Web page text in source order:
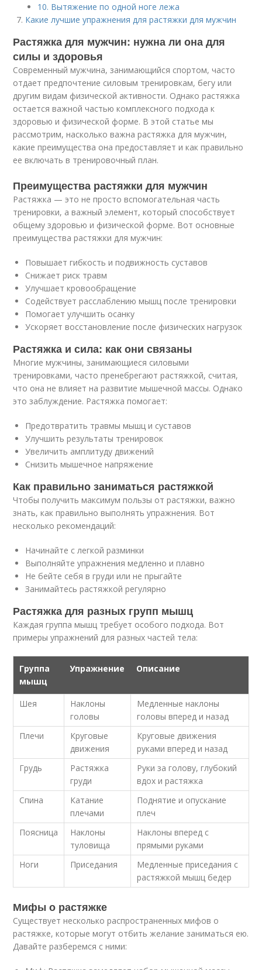
10. Вытяжение по одной ноге лежа
Какие лучшие упражнения для растяжки для мужчин
Растяжка для мужчин: нужна ли она для
силы и здоровья
Современный мужчина, занимающийся спортом, часто
отдает предпочтение силовым тренировкам, бегу или
другим видам физической активности. Однако растяжка
остается важной частью комплексного подхода к
здоровью и физической форме. В этой статье мы
рассмотрим, насколько важна растяжка для мужчин,
какие преимущества она предоставляет и как правильно
ее включать в тренировочный план.
Преимущества растяжки для мужчин
Растяжка — это не просто вспомогательная часть
тренировки, а важный элемент, который способствует
общему здоровью и физической форме. Вот основные
преимущества растяжки для мужчин:
Повышает гибкость и подвижность суставов
Снижает риск травм
Улучшает кровообращение
Содействует расслаблению мышц после тренировки
Помогает улучшить осанку
Ускоряет восстановление после физических нагрузок
Растяжка и сила: как они связаны
Многие мужчины, занимающиеся силовыми
тренировками, часто пренебрегают растяжкой, считая,
что она не влияет на развитие мышечной массы. Однако
это заблуждение. Растяжка помогает:
Предотвратить травмы мышц и суставов
Улучшить результаты тренировок
Увеличить амплитуду движений
Снизить мышечное напряжение
Как правильно заниматься растяжкой
Чтобы получить максимум пользы от растяжки, важно
знать, как правильно выполнять упражнения. Вот
несколько рекомендаций:
Начинайте с легкой разминки
Выполняйте упражнения медленно и плавно
Не бейте себя в груди или не прыгайте
Занимайтесь растяжкой регулярно
Растяжка для разных групп мышц
Каждая группа мышц требует особого подхода. Вот
примеры упражнений для разных частей тела:
Группа
мышц
Упражнение Описание
Шея
Наклоны
головы
Медленные наклоны
головы вперед и назад
Плечи
Круговые
движения
Круговые движения
руками вперед и назад
Грудь
Растяжка
груди
Руки за голову, глубокий
вдох и растяжка
Спина
Катание
плечами
Поднятие и опускание
плеч
Поясница
Наклоны
туловища
Наклоны вперед с
прямыми руками
Ноги
Приседания
Медленные приседания с
растяжкой мышц бедер
Мифы о растяжке
Существует несколько распространенных мифов о
растяжке, которые могут отбить желание заниматься ею.
Давайте разберемся с ними: